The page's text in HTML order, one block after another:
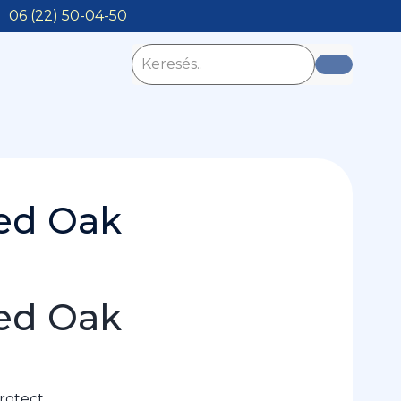
06 (22) 50-04-50
Oak
Oak